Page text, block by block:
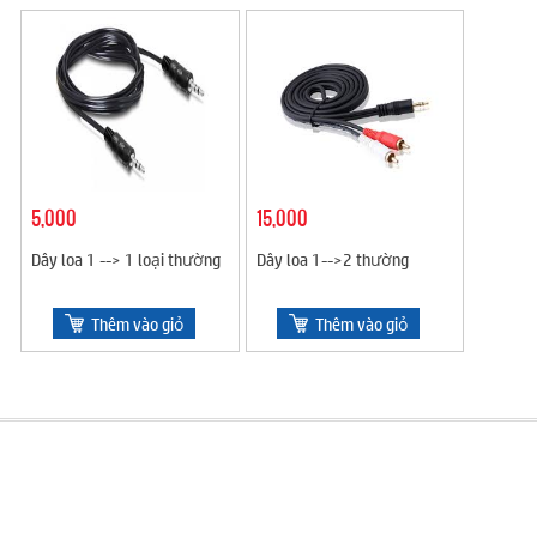
5,000
Dây loa 1 --> 1 loại thường
Thêm vào giỏ
15,000
Dây loa 1-->2 thường
Thêm vào giỏ